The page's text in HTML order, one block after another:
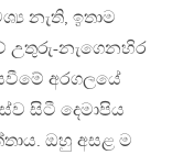
නැති, ඉතාම
උතුරු-නැගෙනහිර
අරගලයේ
සිටී දෙමාපිය
ඔහු අසළ ම